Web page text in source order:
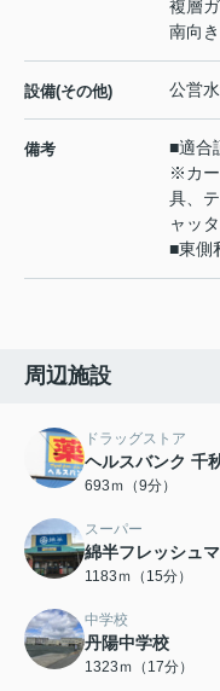
複層
南向き
設備(その他) 公営
備考
■適合
※カー
具、
ャッ
■東側
周辺施設
ドラッグストア
ヘルスバンク 千
693ｍ（9分）
スーパー
綿半フレッシュ
1183ｍ（15分）
中学校
丹陽中学校
1323ｍ（17分）